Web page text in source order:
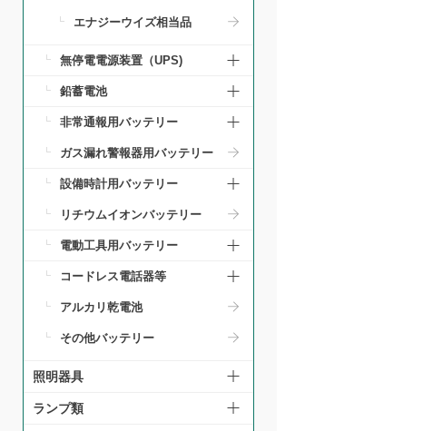
エナジーウイズ相当品
無停電電源装置（UPS)
鉛蓄電池
非常通報用バッテリー
ガス漏れ警報器用バッテリー
設備時計用バッテリー
リチウムイオンバッテリー
電動工具用バッテリー
コードレス電話器等
アルカリ乾電池
その他バッテリー
照明器具
ランプ類